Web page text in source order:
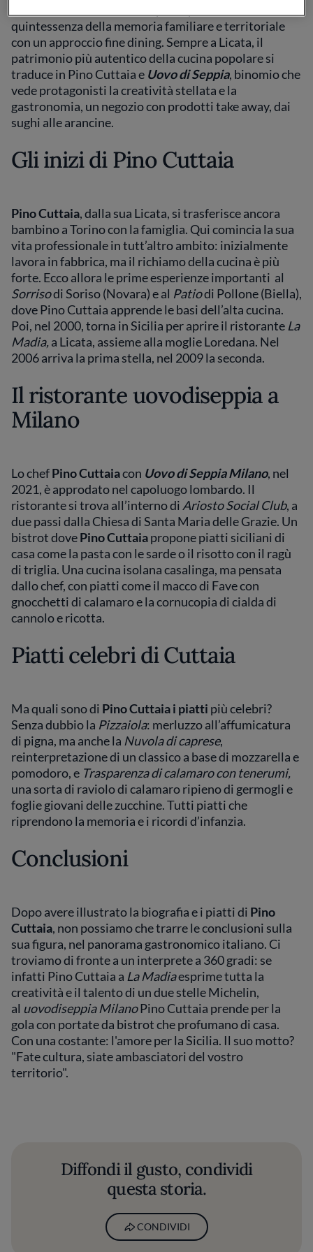
quintessenza della memoria familiare e territoriale
con un approccio fine dining. Sempre a Licata, il
patrimonio più autentico della cucina popolare si
traduce in Pino Cuttaia e Uovo di Seppia, binomio che
vede protagonisti la creatività stellata e la
gastronomia, un negozio con prodotti take away, dai
sughi alle arancine.
Gli inizi di Pino Cuttaia
Pino Cuttaia, dalla sua Licata, si trasferisce ancora
bambino a Torino con la famiglia. Qui comincia la sua
vita professionale in tutt’altro ambito: inizialmente
lavora in fabbrica, ma il richiamo della cucina è più
forte. Ecco allora le prime esperienze importanti al
Sorrisodi Soriso (Novara) e al Patiodi Pollone (Biella),
dove Pino Cuttaia apprende le basi dell’alta cucina.
Poi, nel 2000, torna in Sicilia per aprire il ristorante La
Madia,a Licata, assieme alla moglie Loredana. Nel
2006 arriva la prima stella, nel 2009 la seconda.
Il ristorante uovodiseppia a
Milano
LochefPino Cuttaiacon Uovo di Seppia Milano, nel
2021, è approdato nel capoluogo lombardo. Il
ristorante si trova all’interno di Ariosto Social Club, a
due passi dalla Chiesa di Santa Maria delle Grazie. Un
bistrot dovePino Cuttaiapropone piatti siciliani di
casa come la pasta con le sarde o il risotto con il ragù
di triglia. Una cucina isolana casalinga, ma pensata
dallo chef, con piatti come il macco di Fave con
gnocchetti di calamaro e la cornucopia di cialda di
cannolo e ricotta.
Piatti celebri di Cuttaia
Ma quali sono di Pino Cuttaia i piatti più celebri?
Senza dubbio la Pizzaiola: merluzzo all’affumicatura
di pigna, ma anche la Nuvola di caprese,
reinterpretazione di un classico a base di mozzarella e
pomodoro, e Trasparenza di calamaro con tenerumi,
una sorta di raviolo di calamaro ripieno di germogli e
foglie giovani delle zucchine. Tutti piatti che
riprendono la memoria e i ricordi d’infanzia.
Conclusioni
Dopo avere illustrato la biografia e i piatti di Pino
Cuttaia, non possiamo che trarre le conclusioni sulla
sua figura, nel panorama gastronomico italiano. Ci
troviamo di fronte a un interprete a 360 gradi: se
infatti Pino Cuttaia a La Madiaesprime tutta la
creatività e il talento di un due stelle Michelin,
al uovodiseppia MilanoPino Cuttaia prende per la
gola con portate da bistrot che profumano di casa.
Con una costante: l'amore per la Sicilia. Il suo motto?
"Fate cultura, siate ambasciatori del vostro
territorio".
Diffondi il gusto, condividi
questa storia.
CONDIVIDI